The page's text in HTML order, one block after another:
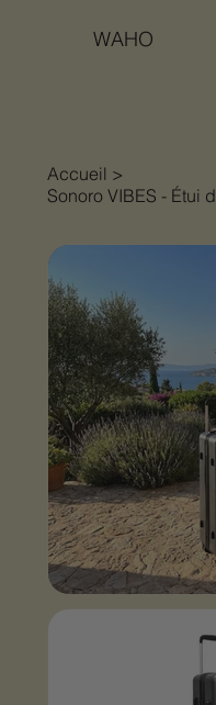
WAHO
Accueil >